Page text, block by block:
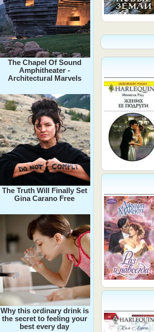
The Chapel Of Sound
Amphitheater -
Architectural Marvels
The Truth Will Finally Set
Gina Carano Free
Why this ordinary drink is
the secret to feeling your
best every day